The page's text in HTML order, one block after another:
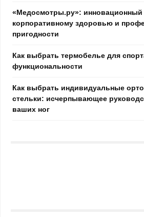
«Медосмотры.ру»: инновационный
корпоративному здоровью и
пригодности
Как выбрать термобелье для
функциональности
Как выбрать индивидуальные
стельки: исчерпывающее
ваших ног